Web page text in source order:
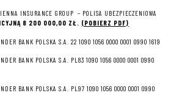
INSURANCE GROUP – POLISA UBEZPIECZENIOWA
8 200 000,00 ZŁ. (POBIERZ PDF)
BANK POLSKA S.A. 22 1090 1056 0000 0001 0990 1619
BANK POLSKA S.A. PL83 1090 1056 0000 0001 0990
BANK POLSKA S.A. PL97 1090 1056 0000 0001 0990